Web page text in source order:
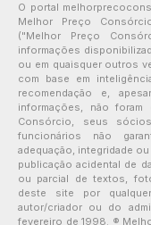
O portal
Melhor Preço
("Melhor Preço
informações
ou em quaisquer outros
com base em
recomendação e,
informações, não foram
Consórcio, seus
funcionários não
adequação, integridade
publicação acidental de
ou parcial de textos,
deste site por
autor/criador ou do
fevereiro de 1998. ®